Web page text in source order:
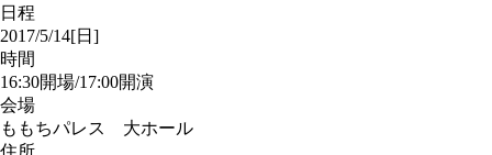
日程
2017/5/14[日]
時間
16:30開場/17:00開演
会場
ももちパレス 大ホール
住所